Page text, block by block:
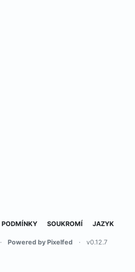
PODMÍNKY SOUKROMÍ JAZYK
· Powered by Pixelfed · v0.12.7